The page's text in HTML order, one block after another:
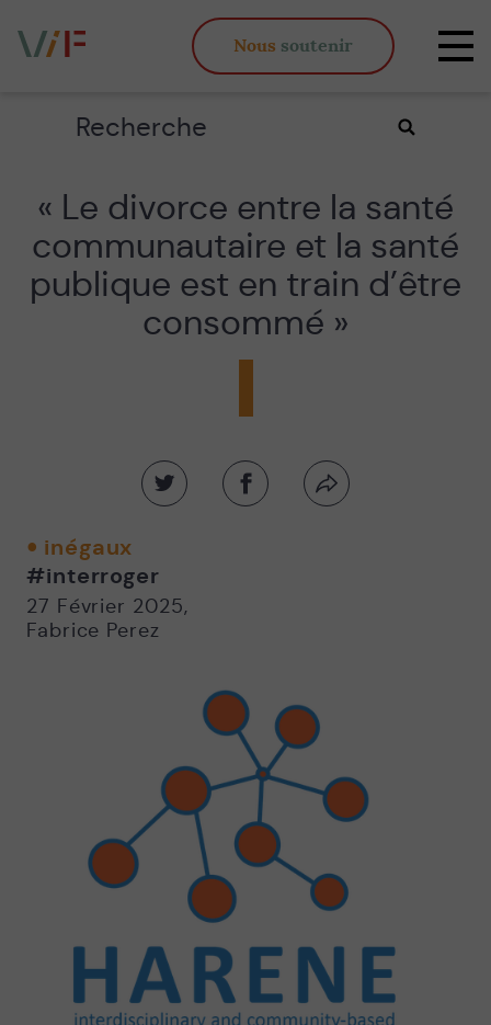
inégaux
Nous soutenir
Rechercher
Valider
« Le divorce entre la santé
communautaire et la santé
publique est en train d’être
consommé »
Partager
fenêtre
Partager
Partager
inégaux
#interroger
27 Février 2025,
Fabrice Perez